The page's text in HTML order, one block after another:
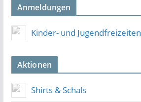
Anmeldungen
Kinder- und Jugendfreizeiten
Aktionen
Shirts & Schals